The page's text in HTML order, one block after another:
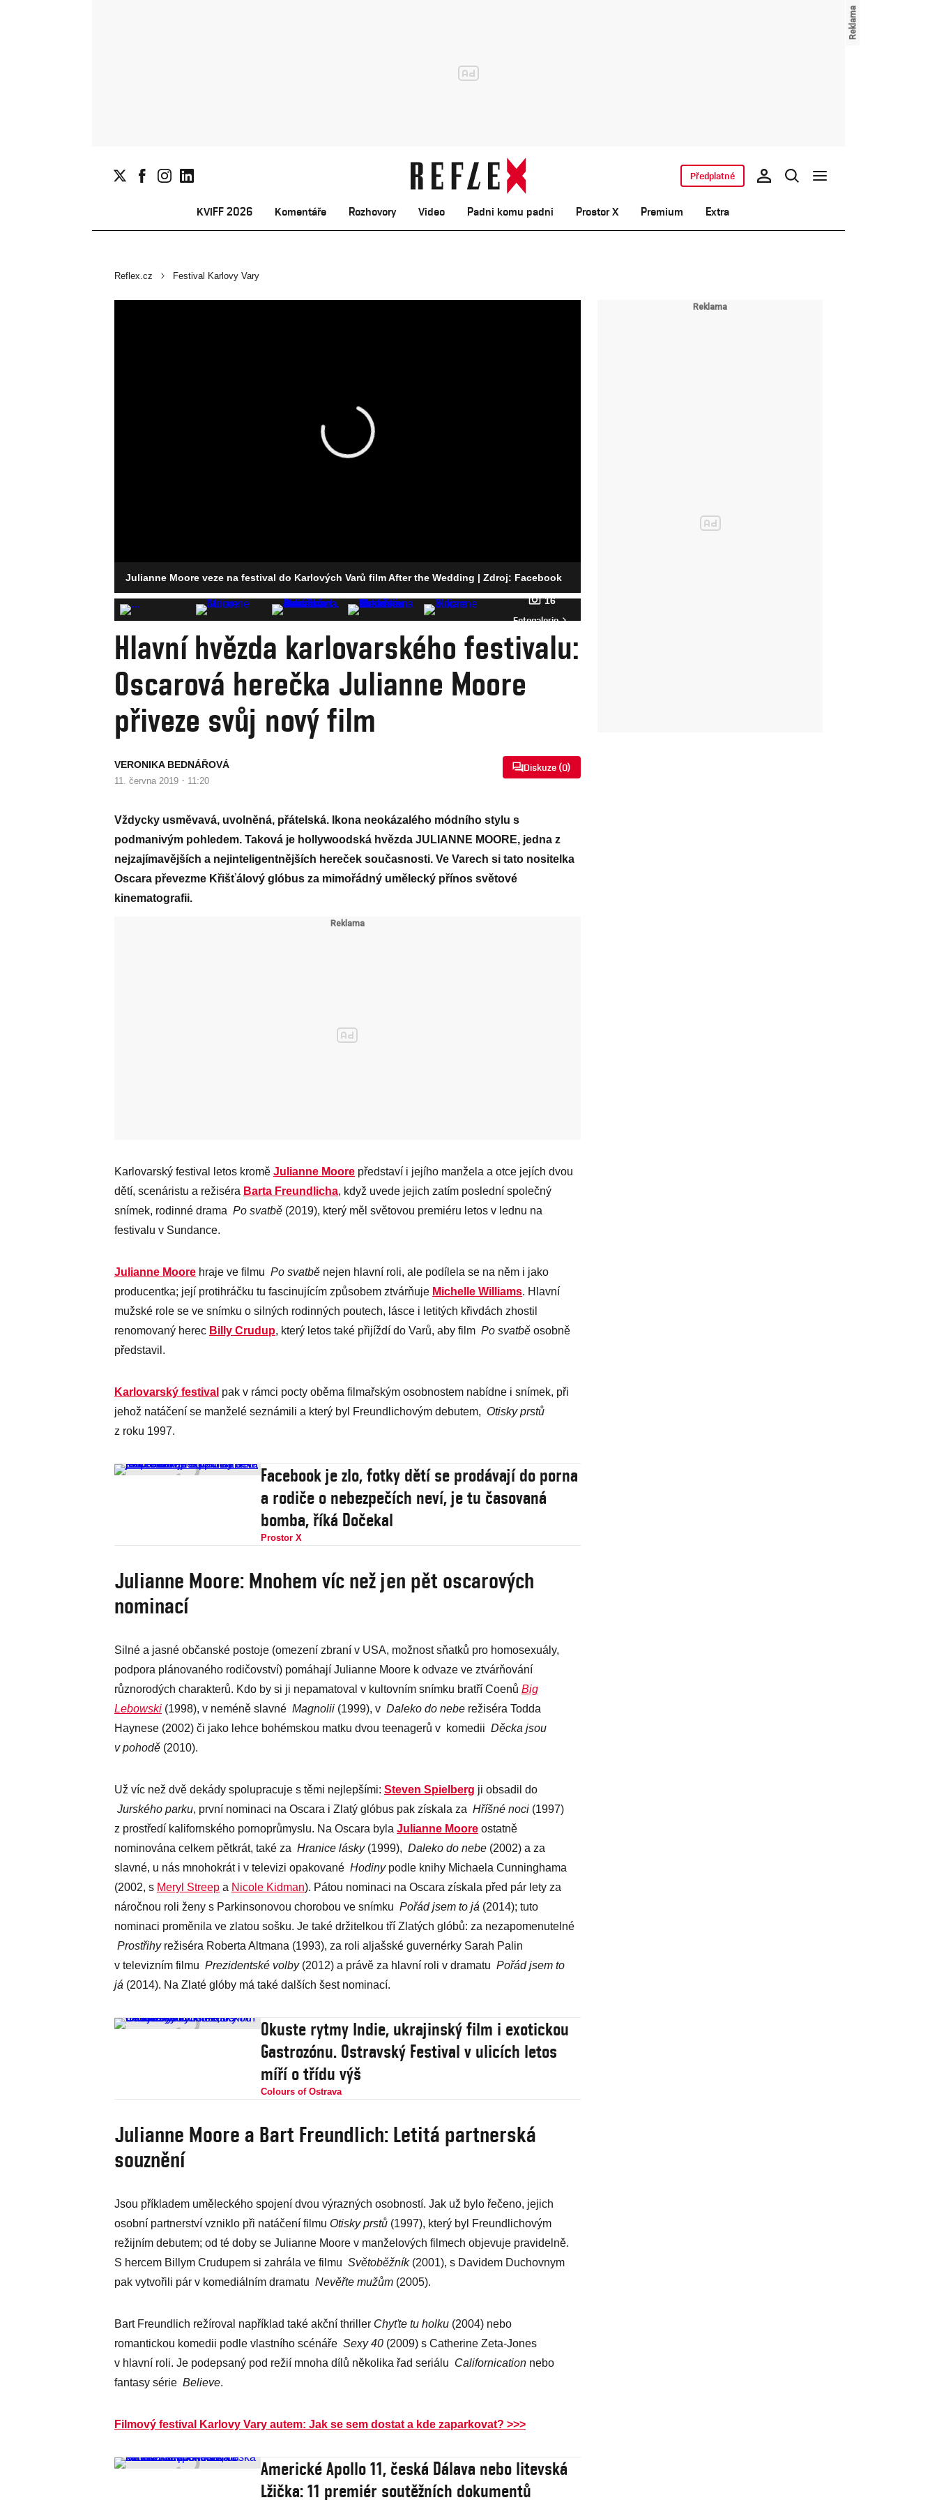
KVIFF 2026 Komentáře Rozhovory Video Padni komu padni Prostor X Premium Extra
Předplatné
Reflex.cz Festival Karlovy Vary
Julianne Moore veze na festival do Karlových Varů film After the Wedding | Zdroj: Facebook
16
Fotogalerie
Hlavní hvězda karlovarského festivalu:
Oscarová herečka Julianne Moore
přiveze svůj nový film
VERONIKA BEDNÁŘOVÁ
11. června 2019 · 11:20
Diskuze (0)
Vždycky usměvavá, uvolněná, přátelská. Ikona neokázalého módního stylu s
podmanivým pohledem. Taková je hollywoodská hvězda JULIANNE MOORE, jedna z
nejzajímavějších a nejinteligentnějších hereček současnosti. Ve Varech si tato nositelka
Oscara převezme Křišťálový glóbus za mimořádný umělecký přínos světové
kinematografii.
Karlovarský festival letos kromě Julianne Moore představí i jejího manžela a otce jejích dvou
dětí, scenáristu a režiséra Barta Freundlicha, když uvede jejich zatím poslední společný
snímek, rodinné drama Po svatbě (2019), který měl světovou premiéru letos v lednu na
festivalu v Sundance.
Julianne Moore hraje ve filmu Po svatbě nejen hlavní roli, ale podílela se na něm i jako
producentka; její protihráčku tu fascinujícím způsobem ztvárňuje Michelle Williams. Hlavní
mužské role se ve snímku o silných rodinných poutech, lásce i letitých křivdách zhostil
renomovaný herec Billy Crudup, který letos také přijíždí do Varů, aby film Po svatbě osobně
představil.
Karlovarský festival pak v rámci pocty oběma filmařským osobnostem nabídne i snímek, při
jehož natáčení se manželé seznámili a který byl Freundlichovým debutem, Otisky prstů
z roku 1997.
Facebook je zlo, fotky dětí se prodávají do porna
a rodiče o nebezpečích neví, je tu časovaná
bomba, říká Dočekal
Prostor X
Julianne Moore: Mnohem víc než jen pět oscarových
nominací
Silné a jasné občanské postoje (omezení zbraní v USA, možnost sňatků pro homosexuály,
podpora plánovaného rodičovství) pomáhají Julianne Moore k odvaze ve ztvárňování
různorodých charakterů. Kdo by si ji nepamatoval v kultovním snímku bratří Coenů Big
Lebowski (1998), v neméně slavné Magnolii (1999), v Daleko do nebe režiséra Todda
Haynese (2002) či jako lehce bohémskou matku dvou teenagerů v komedii Děcka jsou
v pohodě (2010).
Už víc než dvě dekády spolupracuje s těmi nejlepšími: Steven Spielberg ji obsadil do
Jurského parku, první nominaci na Oscara i Zlatý glóbus pak získala za Hříšné noci (1997)
z prostředí kalifornského pornoprůmyslu. Na Oscara byla Julianne Moore ostatně
nominována celkem pětkrát, také za Hranice lásky(1999), Daleko do nebe (2002) a za
slavné, u nás mnohokrát i v televizi opakované Hodiny podle knihy Michaela Cunninghama
(2002, s Meryl Streep a Nicole Kidman). Pátou nominaci na Oscara získala před pár lety za
náročnou roli ženy s Parkinsonovou chorobou ve snímku Pořád jsem to já (2014); tuto
nominaci proměnila ve zlatou sošku. Je také držitelkou tří Zlatých glóbů: za nezapomenutelné
Prostřihyrežiséra Roberta Altmana (1993), za roli aljašské guvernérky Sarah Palin
v televizním filmu Prezidentské volby(2012) a právě za hlavní roli v dramatu Pořád jsem to
já (2014). Na Zlaté glóby má také dalších šest nominací.
Okuste rytmy Indie, ukrajinský film i exotickou
Gastrozónu. Ostravský Festival v ulicích letos
míří o třídu výš
Colours of Ostrava
Julianne Moore a Bart Freundlich: Letitá partnerská
souznění
Jsou příkladem uměleckého spojení dvou výrazných osobností. Jak už bylo řečeno, jejich
osobní partnerství vzniklo při natáčení filmu Otisky prstů (1997), který byl Freundlichovým
režijním debutem; od té doby se Julianne Moore v manželových filmech objevuje pravidelně.
S hercem Billym Crudupem si zahrála ve filmu Světoběžník(2001), s Davidem Duchovnym
pak vytvořili pár v komediálním dramatu Nevěřte mužům (2005).
Bart Freundlich režíroval například také akční thriller Chyťte tu holku (2004) nebo
romantickou komedii podle vlastního scénáře Sexy 40 (2009) s Catherine Zeta-Jones
v hlavní roli. Je podepsaný pod režií mnoha dílů několika řad seriálu Californication nebo
fantasy série Believe.
Filmový festival Karlovy Vary autem: Jak se sem dostat a kde zaparkovat? >>>
Americké Apollo 11, česká Dálava nebo litevská
Lžička: 11 premiér soutěžních dokumentů